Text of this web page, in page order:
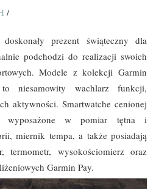
/
prezent świąteczny dla
podchodzi do realizacji swoich
Modele z kolekcji Garmin
niesamowity wachlarz funkcji,
aktywności. Smartwatche cenionej
w pomiar tętna i
miernik tempa, a także posiadają
termometr, wysokościomierz oraz
Garmin Pay.